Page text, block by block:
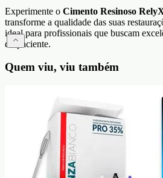
Experimente o Cimento Resinoso
transforme a qualidade das suas
ideal para profissionais que buscam
do paciente.
Quem viu, viu também